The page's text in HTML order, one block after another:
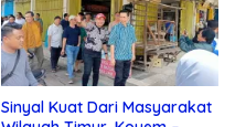
Sinyal Kuat Dari Masyarakat